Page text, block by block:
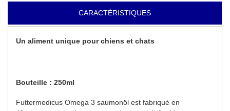
CARACTÉRISTIQUES
Un aliment unique pour chiens et chats
Bouteille : 250ml
Futtermedicus Omega 3 saumonöl est fabriqué en